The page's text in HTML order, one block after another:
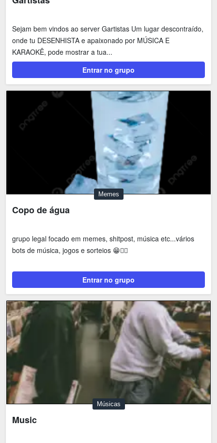
Sejam bem vindos ao server Gartistas Um lugar descontraído,
onde tu DESENHISTA e apaixonado por MÚSICA E
KARAOKÊ, pode mostrar a tua...
Entrar no grupo
Memes
Copo de água
grupo legal focado em memes, shitpost, música etc...vários
bots de música, jogos e sorteios 😁👍🏿
Entrar no grupo
Músicas
Music